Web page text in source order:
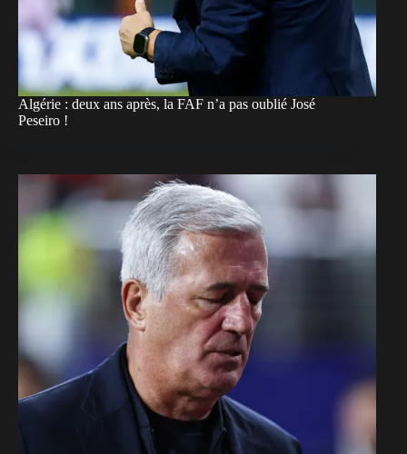
Algérie : deux ans après, la FAF n’a pas oublié José
Peseiro !